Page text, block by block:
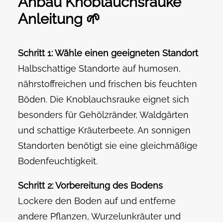
Anleitung 🌱
Schritt 1: Wähle einen geeigneten Standort
Halbschattige Standorte auf humosen,
nährstoffreichen und frischen bis feuchten
Böden. Die Knoblauchsrauke eignet sich
besonders für Gehölzränder, Waldgärten
und schattige Kräuterbeete. An sonnigen
Standorten benötigt sie eine gleichmäßige
Bodenfeuchtigkeit.
Schritt 2: Vorbereitung des Bodens
Lockere den Boden auf und entferne
andere Pflanzen, Wurzelunkräuter und